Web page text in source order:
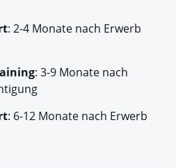
: 2-4 Monate nach Erwerb
: 3-9 Monate nach
: 6-12 Monate nach Erwerb